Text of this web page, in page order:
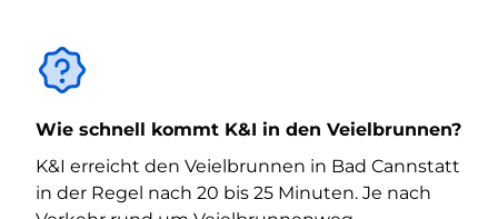
Wie schnell kommt K&I in den Veielbrunnen?
K&I erreicht den Veielbrunnen in Bad Cannstatt
in der Regel nach 20 bis 25 Minuten. Je nach